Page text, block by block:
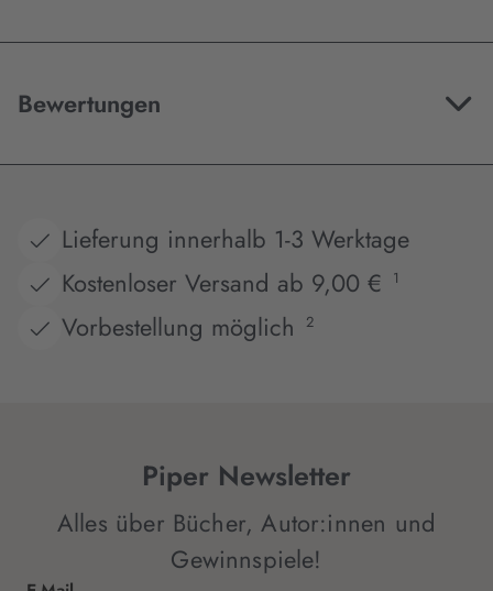
Bewertungen
Lieferung innerhalb 1-3 Werktage
Kostenloser Versand ab 9,00 €
1
Vorbestellung möglich 2
Piper Newsletter
Alles über Bücher, Autor:innen und
Gewinnspiele!